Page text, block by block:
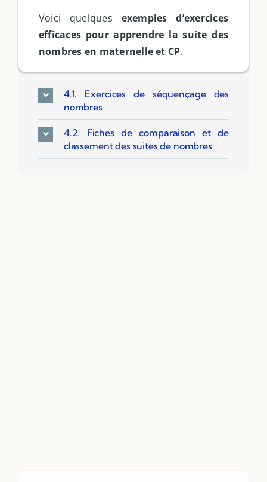
Voici quelques exemples d’exercices
efficaces pour apprendre la suite des
nombres en maternelle et CP.
4.1. Exercices de séquençage des
nombres
4.2. Fiches de comparaison et de
classement des suites de nombres
Filter by Custom Post Type